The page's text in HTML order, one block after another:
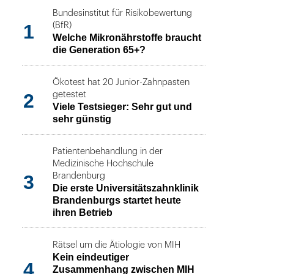
1
Bundesinstitut für Risikobewertung
(BfR)
Welche Mikronährstoffe braucht
die Generation 65+?
2
Ökotest hat 20 Junior-Zahnpasten
getestet
Viele Testsieger: Sehr gut und
sehr günstig
3
Patientenbehandlung in der
Medizinische Hochschule
Brandenburg
Die erste Universitätszahnklinik
Brandenburgs startet heute
ihren Betrieb
4
Rätsel um die Ätiologie von MIH
Kein eindeutiger
Zusammenhang zwischen MIH